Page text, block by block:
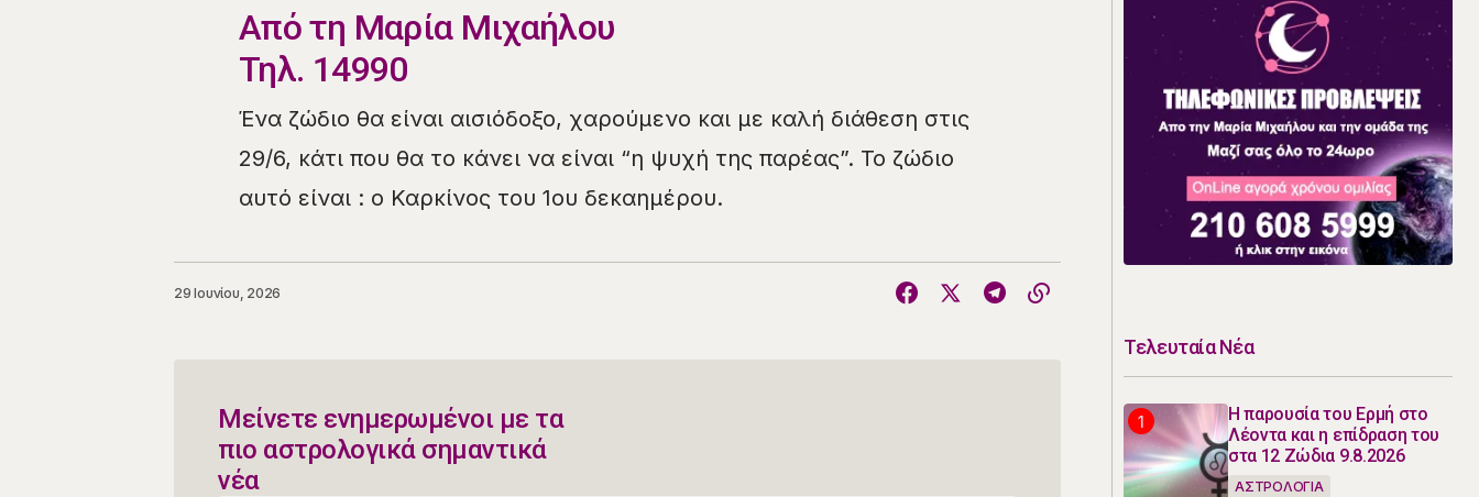
​Από τη Μαρία Μιχαήλου
Τηλ. 14990
​​​​Ένα ζώδιο θα είναι αισιόδοξο, χαρούμενο και με καλή διάθεση στις
29/6, κάτι που θα το κάνει να είναι “η ψυχή της παρέας”. Το ζώδιο
αυτό είναι : ο Καρκίνος του 1ου δεκαημέρου.
29 Ιουνίου, 2026
Μείνετε ενημερωμένοι με τα
πιο αστρολογικά σημαντικά
νέα
Τελευταία Νέα
Η παρουσία του Ερμή στο
Λέοντα και η επίδραση του
στα 12 Ζώδια 9.8.2026
ΑΣΤΡΟΛΟΓΙΑ